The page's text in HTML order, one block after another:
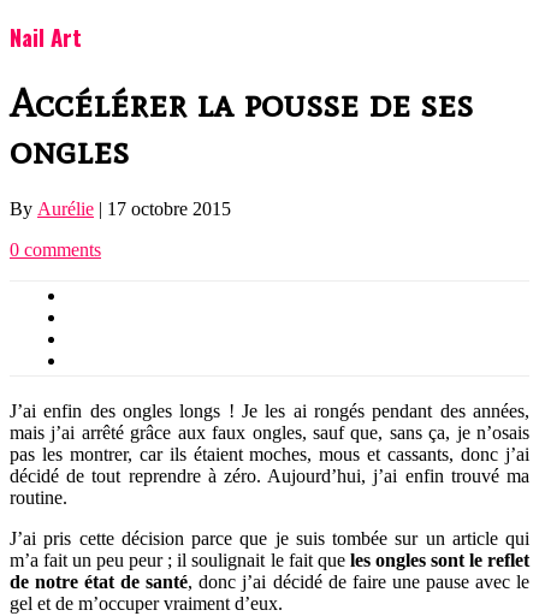
Nail Art
Accélérer la pousse de ses
ongles
By Aurélie | 17 octobre 2015
0 comments
J’ai enfin des ongles longs ! Je les ai rongés pendant des années,
mais j’ai arrêté grâce aux faux ongles, sauf que, sans ça, je n’osais
pas les montrer, car ils étaient moches, mous et cassants, donc j’ai
décidé de tout reprendre à zéro. Aujourd’hui, j’ai enfin trouvé ma
routine.
J’ai pris cette décision parce que je suis tombée sur un article qui
m’a fait un peu peur ; il soulignait le fait que les ongles sont le reflet
de notre état de santé, donc j’ai décidé de faire une pause avec le
gel et de m’occuper vraiment d’eux.